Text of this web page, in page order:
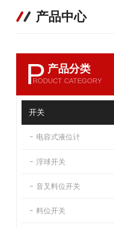
产品中心
P 产品分类
RODUCT CATEGORY
开关
电容式液位计
浮球开关
音叉料位开关
料位开关